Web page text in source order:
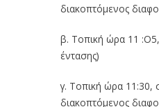
διακοπτόμενος
β. Τοπική ώρα 11 :Ο5,
έντασης)
γ. Τοπική ώρα 11:30,
διακοπτόμενος